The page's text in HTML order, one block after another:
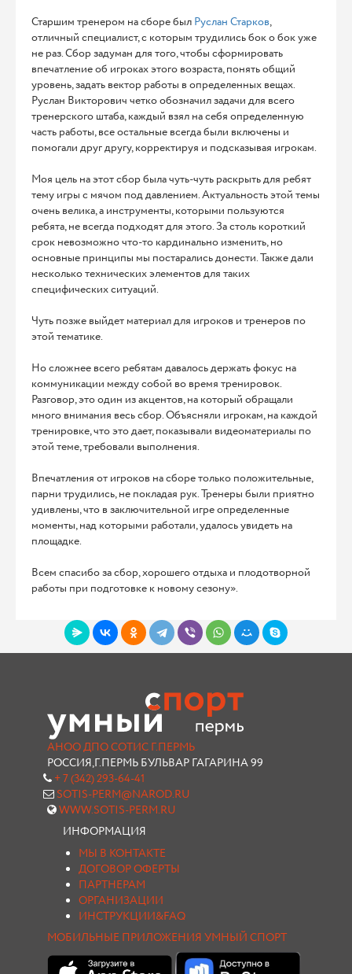
Старшим тренером на сборе был Руслан Старков,
отличный специалист, с которым трудились бок о бок уже
не раз. Сбор задуман для того, чтобы сформировать
впечатление об игроках этого возраста, понять общий
уровень, задать вектор работы в определенных вещах.
Руслан Викторович четко обозначил задачи для всего
тренерского штаба, каждый взял на себя определенную
часть работы, все остальные всегда были включены и
помогали друг другу, корректируя и подсказывая игрокам.
Моя цель на этот сбор была чуть-чуть раскрыть для ребят
тему игры с мячом под давлением. Актуальность этой темы
очень велика, а инструменты, которыми пользуются
ребята, не всегда подходят для этого. За столь короткий
срок невозможно что-то кардинально изменить, но
основные принципы мы постарались донести. Также дали
несколько технических элементов для таких
специфических ситуаций.
Чуть позже выйдет материал для игроков и тренеров по
этой тематике.
Но сложнее всего ребятам давалось держать фокус на
коммуникации между собой во время тренировок.
Разговор, это один из акцентов, на который обращали
много внимания весь сбор. Объясняли игрокам, на каждой
тренировке, что это дает, показывали видеоматериалы по
этой теме, требовали выполнения.
Впечатления от игроков на сборе только положительные,
парни трудились, не покладая рук. Тренеры были приятно
удивлены, что в заключительной игре определенные
моменты, над которыми работали, удалось увидеть на
площадке.
Всем спасибо за сбор, хорошего отдыха и плодотворной
работы при подготовке к новому сезону».
АНОО ДПО СОТИС Г.ПЕРМЬ
РОССИЯ,Г.ПЕРМЬ БУЛЬВАР ГАГАРИНА 99
+ 7 (342) 293-64-41
SOTIS-PERM@NAROD.RU
WWW.SOTIS-PERM.RU
ИНФОРМАЦИЯ
МЫ В КОНТАКТЕ
ДОГОВОР ОФЕРТЫ
ПАРТНЕРАМ
ОРГАНИЗАЦИИ
ИНСТРУКЦИИ&FAQ
МОБИЛЬНЫЕ ПРИЛОЖЕНИЯ УМНЫЙ СПОРТ